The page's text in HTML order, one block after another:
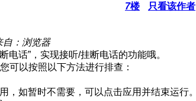
7楼 只看该作者
自：浏览器
电话”，实现接听/挂断电话的功能哦。
可以按照以下方法进行排查：
，如暂时不需要，可以点击应用并结束运行。